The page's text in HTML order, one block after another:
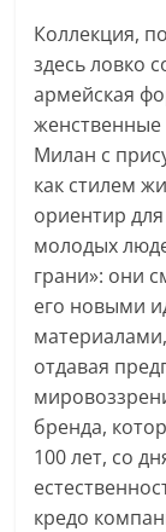
Коллекция,
здесь ловко
армейская
женственные
Милан с
как стилем
ориентир
молодых
грани»: они
его новыми
отдавая
бренда,
100 лет, со
кредо